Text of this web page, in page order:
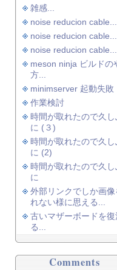
雑感...
noise reducion cable...
noise reducion cable...
noise reducion cable...
meson ninja ビルドの
方...
minimserver 起動失敗
作業検討
時間が取れたので久し
に (３)
時間が取れたので久し
に (2)
時間が取れたので久し
に
外部リンクでしか画像
れない様に思える...
古いマザーボードを復
る...
Comments